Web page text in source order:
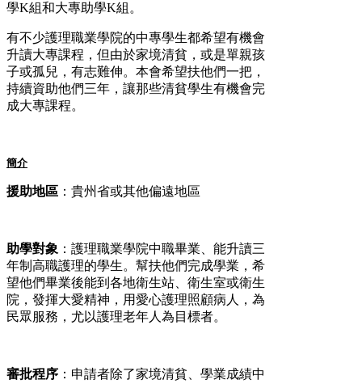
學K組和大專助學K組。
有不少護理職業學院的中專學生都希望有機會
升讀大專課程，但由於家境清貧，或是單親孩
子或孤兒，有志難伸。本會希望扶他們一把，
持續資助他們三年，讓那些清貧學生有機會完
成大專課程。
簡介
援助地區 ：貴州省或其他偏遠地區
助學對象 ：護理職業學院中職畢業、能升讀三
年制高職護理的學生。幫扶他們完成學業，希
望他們畢業後能到各地衛生站、衛生室或衛生
院，發揮大愛精神，用愛心護理照顧病人，為
民眾服務，尤以護理老年人為目標者。
審批程序 ：申請者除了家境清貧、學業成績中